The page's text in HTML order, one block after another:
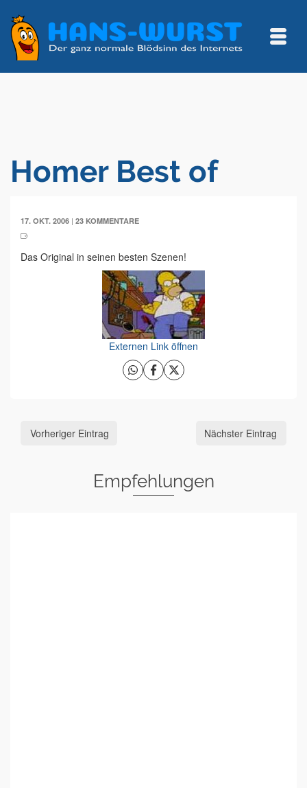
Homer Best of
17. OKT. 2006 | 23 KOMMENTARE
Das Original in seinen besten Szenen!
Externen Link öffnen
Vorheriger Eintrag Nächster Eintrag
Empfehlungen